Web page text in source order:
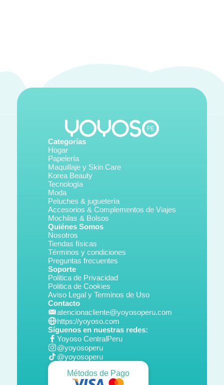
Categorías
Hogar
Papelería
Maquillaje y Skin Care
Korea Beauty
Tecnología
Moda
Peluches & juguetería
Accesorios & Complementos de Viajes
Mochilas & Bolsos
Quiénes Somos
Nosotros
Tiendas físicas
Términos y condiciones
Preguntas frecuentes
Soporte
Politica de Privacidad
Politica de Cookies
Aviso Legal y Terminos de Uso
Contacto
atencionacliente@yoyosoperu.com
https://yoyoso.com
Síguenos en nuestras redes:
Yoyoso CentralPeru
@yoyosoperu
@yoyosoperu
Métodos de Pago